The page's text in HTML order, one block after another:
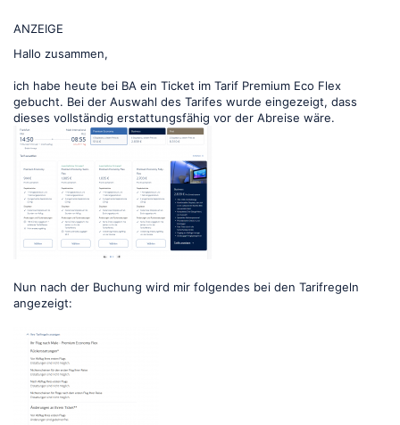
ANZEIGE
Hallo zusammen,
ich habe heute bei BA ein Ticket im Tarif Premium Eco Flex
gebucht. Bei der Auswahl des Tarifes wurde eingezeigt, dass
dieses vollständig erstattungsfähig vor der Abreise wäre.
Nun nach der Buchung wird mir folgendes bei den Tarifregeln
angezeigt: